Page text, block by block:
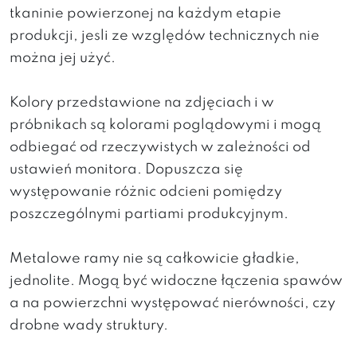
tkaninie powierzonej na każdym etapie
produkcji, jesli ze względów technicznych nie
można jej użyć.
Kolory przedstawione na zdjęciach i w
próbnikach są kolorami poglądowymi i mogą
odbiegać od rzeczywistych w zależności od
ustawień monitora. Dopuszcza się
występowanie różnic odcieni pomiędzy
poszczególnymi partiami produkcyjnym.
Metalowe ramy nie są całkowicie gładkie,
jednolite. Mogą być widoczne łączenia spawów
a na powierzchni występować nierówności, czy
drobne wady struktury.